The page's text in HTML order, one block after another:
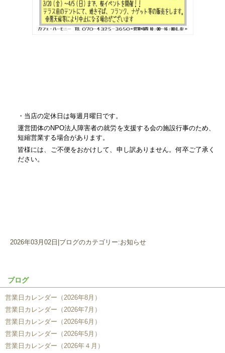
・当店の定休日は毎週月曜日です。
運営団体のNPO法人障害者の就労を支援する会の施設行事のため、
短縮営業する場合があります。
皆様には、ご不便をおかけして、申し訳ありません。何卒ご了承く
ださい。
2026年03月02日 ブログのカテゴリー:お知らせ
ブログ
営業日カレンダー（2026年8月）
営業日カレンダー（2026年7月）
営業日カレンダー（2026年6月）
営業日カレンダー（2026年5月）
営業日カレンダー（2026年４月）